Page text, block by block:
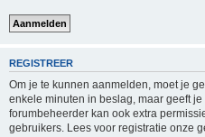
REGISTREER
Om je te kunnen aanmelden, moet je
enkele minuten in beslag, maar geeft
forumbeheerder kan ook extra
gebruikers. Lees voor registratie onze